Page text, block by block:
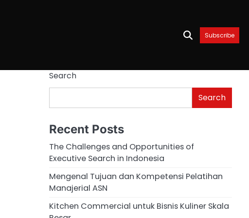
Subscribe
Search
Search
Recent Posts
The Challenges and Opportunities of
Executive Search in Indonesia
Mengenal Tujuan dan Kompetensi Pelatihan
Manajerial ASN
Kitchen Commercial untuk Bisnis Kuliner Skala